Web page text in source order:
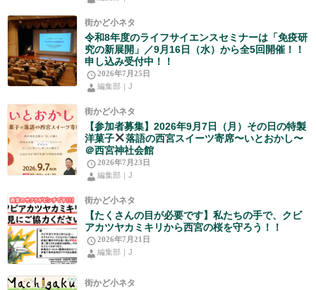
街かど小ネタ
令和8年度のライフサイエンスセミナーは「免疫研
究の新展開」／9月16日（水）から全5回開催！！
申し込み受付中！！
2026年7月25日
編集部｜J
街かど小ネタ
【参加者募集】2026年9月7日（月）その日の特製
洋菓子
落語の西宮スイーツ寄席〜いとおかし〜
＠西宮神社会館
2026年7月23日
編集部｜J
街かど小ネタ
【たくさんの目が必要です】私たちの手で、クビ
アカツヤカミキリから西宮の桜を守ろう！！
2026年7月21日
編集部｜J
街かど小ネタ